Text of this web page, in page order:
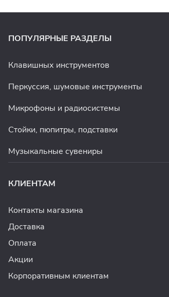
ПОПУЛЯРНЫЕ РАЗДЕЛЫ
Клавишных инструментов
Перкуссия, шумовые инструменты
Микрофоны и радиосистемы
Стойки, пюпитры, подставки
Музыкальные сувениры
КЛИЕНТАМ
Контакты магазина
Доставка
Оплата
Акции
Корпоративным клиентам